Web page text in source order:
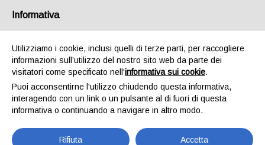
IKNOWTHEBEST
Informativa
Utilizziamo i cookie, inclusi quelli di terze parti, per raccogliere
informazioni sull’utilizzo del nostro sito web da parte dei
visitatori come specificato nell'informativa sui cookie.
Puoi acconsentirne l'utilizzo chiudendo questa informativa,
interagendo con un link o un pulsante al di fuori di questa
informativa o continuando a navigare in altro modo.
Rifiuta Accetta